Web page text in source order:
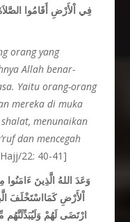
فِي اْلأَرْضِ أَقَامُوا
orang yang
Allah benar-
Yaitu orang-orang
mereka di muka
menunaikan
dan mencegah
22: 40-41]
وَعَدَ اللهُ الَّذِينَ
اْلأَرْضِ كَمَااسْتَخْلَفَ
ارْتَضَى لَهُمْ